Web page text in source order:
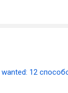
wanted: 12